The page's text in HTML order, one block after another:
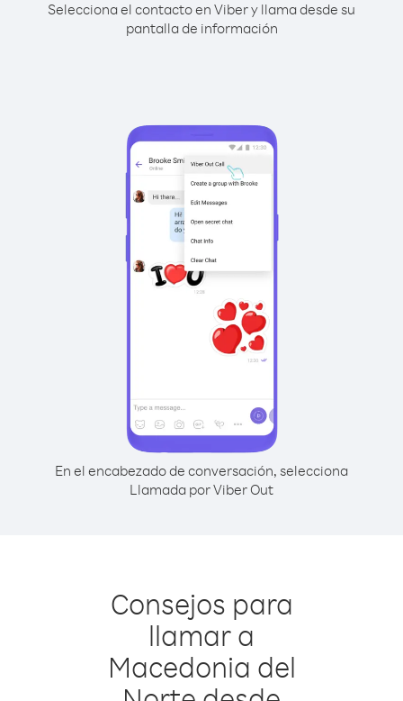
Selecciona el contacto en Viber y llama desde su
pantalla de información
En el encabezado de conversación, selecciona
Llamada por Viber Out
Consejos para
llamar a
Macedonia del